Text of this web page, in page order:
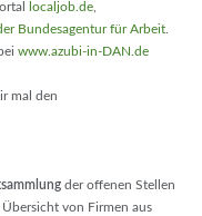
localjob.de
Bundesagentur für Arbeit
www.azubi-in-DAN.de
mal den
der offenen Stellen
von Firmen aus